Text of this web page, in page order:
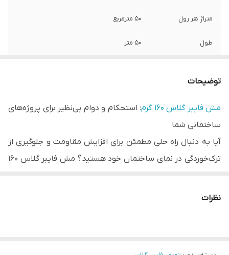
متراژ هر رول 50 مترمربع
طول 50 متر
وزن یک مترمربع 160 گرم
رنگ سفید
توضیحات
مش فایبر گلاس ۱۶۰ گرم
: استحکام و دوام بی‌نظیر برای پروژه‌های
ساختمانی شما
آیا به دنبال راه حلی مطمئن برای افزایش مقاومت و جلوگیری از
ترک‌خوردگی در نمای ساختمان خود هستید؟ مش فایبر گلاس ۱۶۰
پروژه‌های شماست. شرکت عمران گستر ایده نو به عنوان تولید
نظرات